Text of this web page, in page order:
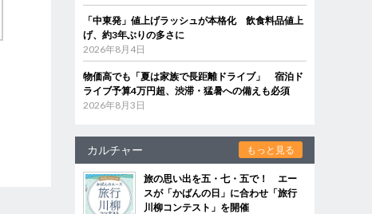
「中東発」値上げラッシュが本格化 飲食料品値上
げ、約3年ぶりの多さに
2026年8月4日
物価高でも「夏は家族で長距離ドライブ」 宿泊ド
ライブ予算4万円超、渋滞・猛暑への備えも必須
2026年8月3日
カルチャー もっと見る
旅の思い出を五・七・五で！ エー
スが「かばんの日」に合わせ「旅行
川柳コンテスト」を開催